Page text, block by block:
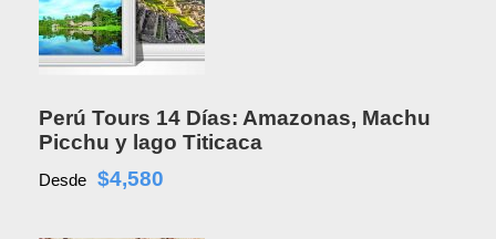
Perú Tours 14 Días: Amazonas, Machu
Picchu y lago Titicaca
Desde $4,580